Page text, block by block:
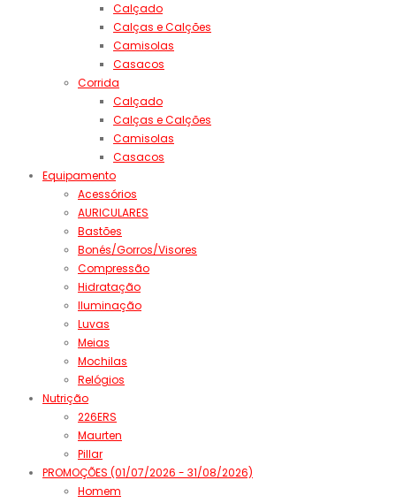
Calçado
Calças e Calções
Camisolas
Casacos
Corrida
Calçado
Calças e Calções
Camisolas
Casacos
Equipamento
Acessórios
AURICULARES
Bastões
Bonés/Gorros/Visores
Compressão
Hidratação
Iluminação
Luvas
Meias
Mochilas
Relógios
Nutrição
226ERS
Maurten
Pillar
PROMOÇÕES (01/07/2026 - 31/08/2026)
Homem